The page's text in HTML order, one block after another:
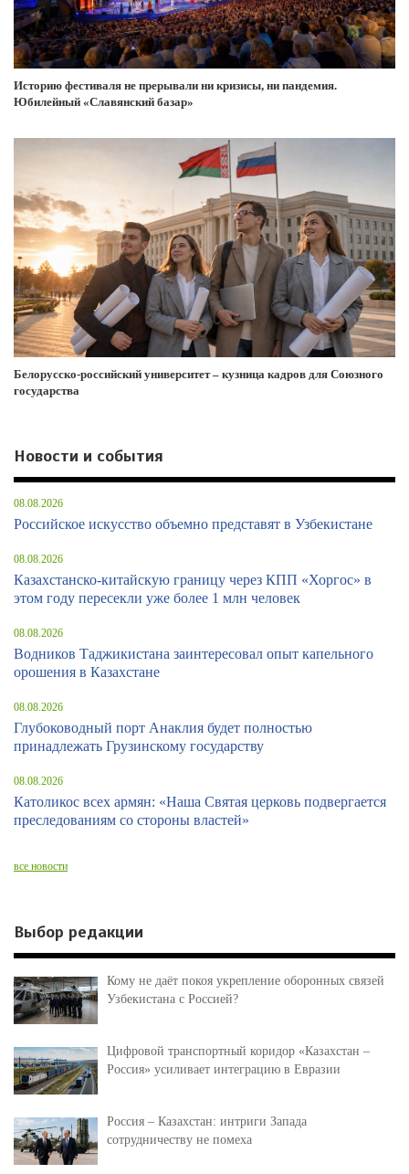
Историю фестиваля не прерывали ни кризисы, ни пандемия.
Юбилейный «Славянский базар»
Белорусско-российский университет – кузница кадров для Союзного
государства
Новости и события
08.08.2026
Российское искусство объемно представят в Узбекистане
08.08.2026
Казахстанско-китайскую границу через КПП «Хоргос» в
этом году пересекли уже более 1 млн человек
08.08.2026
Водников Таджикистана заинтересовал опыт капельного
орошения в Казахстане
08.08.2026
Глубоководный порт Анаклия будет полностью
принадлежать Грузинскому государству
08.08.2026
Католикос всех армян: «Наша Святая церковь подвергается
преследованиям со стороны властей»
все новости
Выбор редакции
Кому не даёт покоя укрепление оборонных связей
Узбекистана с Россией?
Цифровой транспортный коридор «Казахстан –
Россия» усиливает интеграцию в Евразии
Россия – Казахстан: интриги Запада
сотрудничеству не помеха